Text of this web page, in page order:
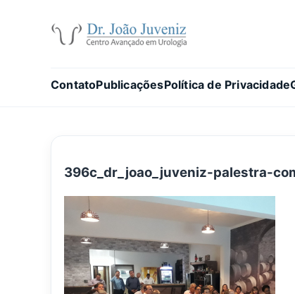
ContatoPublicaçõesPolítica de Privacidade
396c_dr_joao_juveniz-palestra-